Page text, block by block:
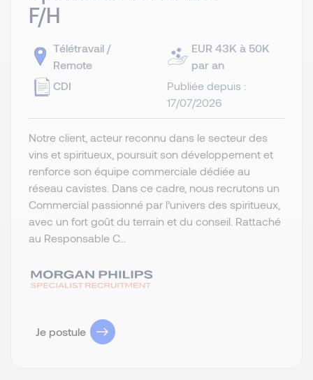
F/H
Télétravail /
Remote
CDI
EUR 43K à 50K
par an
Publiée depuis :
17/07/2026
Notre client, acteur reconnu dans le secteur des
vins et spiritueux, poursuit son développement et
renforce son équipe commerciale dédiée au
réseau cavistes. Dans ce cadre, nous recrutons un
Commercial passionné par l’univers des spiritueux,
avec un fort goût du terrain et du conseil. Rattaché
au Responsable C...
Je postule